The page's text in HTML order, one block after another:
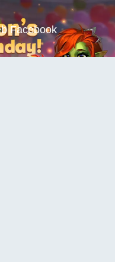
Facebook